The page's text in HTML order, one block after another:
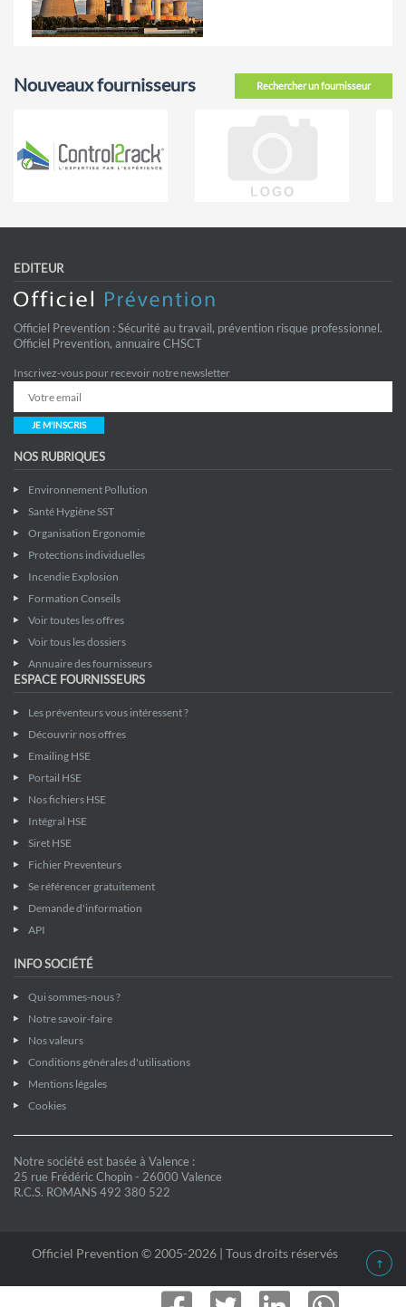
Rechercher un fournisseur
Nouveaux fournisseurs
EDITEUR
Officiel Prevention : Sécurité au travail, prévention risque professionnel.
Officiel Prevention, annuaire CHSCT
Inscrivez-vous pour recevoir notre newsletter
JE M'INSCRIS
NOS RUBRIQUES
Environnement Pollution
Santé Hygiène SST
Organisation Ergonomie
Protections individuelles
Incendie Explosion
Formation Conseils
Voir toutes les offres
Voir tous les dossiers
Annuaire des fournisseurs
ESPACE FOURNISSEURS
Les préventeurs vous intéressent ?
Découvrir nos offres
Emailing HSE
Portail HSE
Nos fichiers HSE
Intégral HSE
Siret HSE
Fichier Preventeurs
Se référencer gratuitement
Demande d'information
API
INFO SOCIÉTÉ
Qui sommes-nous ?
Notre savoir-faire
Nos valeurs
Conditions générales d'utilisations
Mentions légales
Cookies
Notre société est basée à Valence :
25 rue Frédéric Chopin - 26000 Valence
R.C.S. ROMANS 492 380 522
Officiel Prevention © 2005-2026 | Tous droits réservés